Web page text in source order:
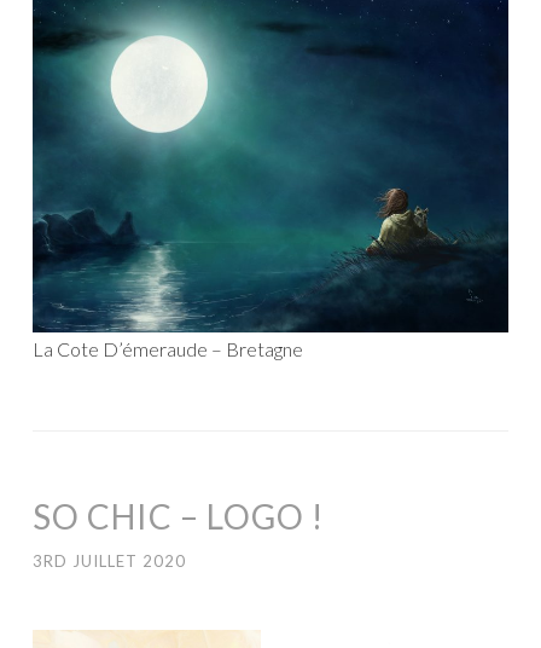
La Cote D’émeraude – Bretagne
SO CHIC – LOGO !
3RD JUILLET 2020